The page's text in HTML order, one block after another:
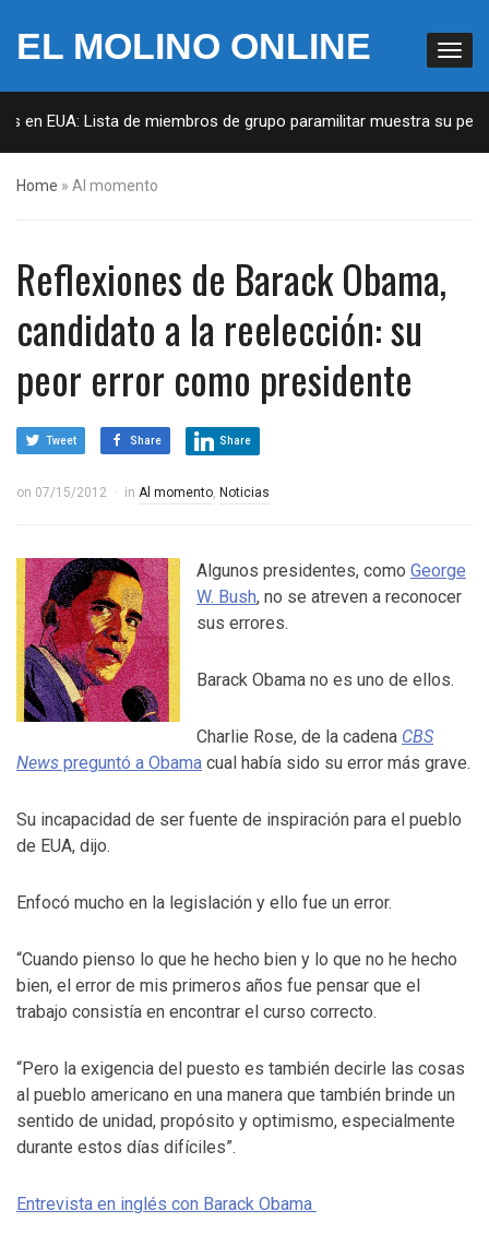
EL MOLINO ONLINE
en EUA: Lista de miembros de grupo paramilitar muestra su
Home » Al momento
Reflexiones de Barack Obama,
candidato a la reelección: su
peor error como presidente
Tweet Share Share
on 07/15/2012 in Al momento, Noticias
Algunos presidentes, como George
W. Bush, no se atreven a reconocer
sus errores.
Barack Obama no es uno de ellos.
Charlie Rose, de la cadena CBS
News preguntó a Obama cual había sido su error más grave.
Su incapacidad de ser fuente de inspiración para el pueblo
de EUA, dijo.
Enfocó mucho en la legislación y ello fue un error.
“Cuando pienso lo que he hecho bien y lo que no he hecho
bien, el error de mis primeros años fue pensar que el
trabajo consistía en encontrar el curso correcto.
“Pero la exigencia del puesto es también decirle las cosas
al pueblo americano en una manera que también brinde un
sentido de unidad, propósito y optimismo, especialmente
durante estos días difíciles”.
Entrevista en inglés con Barack Obama